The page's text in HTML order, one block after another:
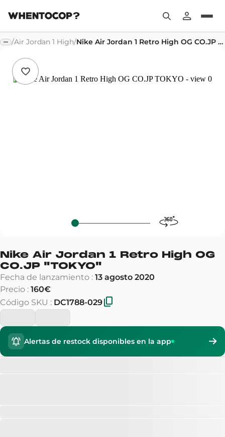
/Air Jordan 1 High/ Nike Air Jordan 1 Retro High OG CO.JP TOKYO
Nike Air Jordan 1 Retro High OG
CO.JP "TOKYO"
Fecha de lanzamiento : 13 agosto 2020
Precio : 160€
Código SKU : DC1788-029
Alertas de restock disponibles en la app